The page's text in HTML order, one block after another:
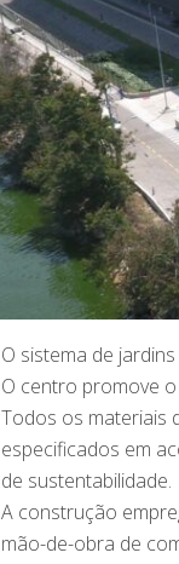
O sistema de
O centro promove
Todos os materiais
especi­ficados em
de sustentabilidade.
A construção
mão-de-obra de